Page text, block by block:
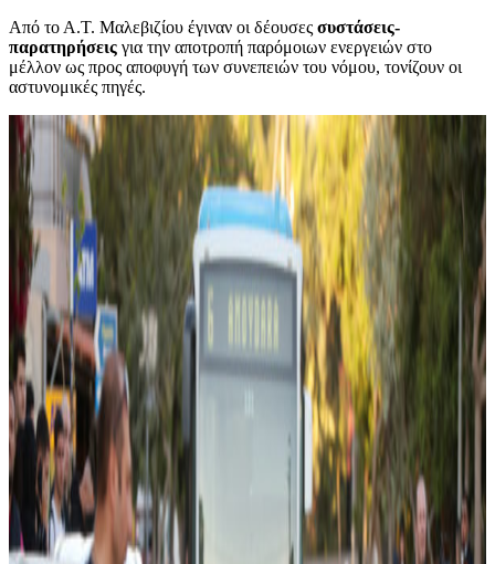
Από το Α.Τ. Μαλεβιζίου έγιναν οι δέουσες συστάσεις-
παρατηρήσεις για την αποτροπή παρόμοιων ενεργειών στο
μέλλον ως προς αποφυγή των συνεπειών του νόμου, τονίζουν οι
αστυνομικές πηγές.